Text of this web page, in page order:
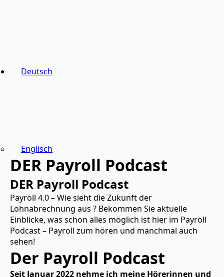
Deutsch
Englisch
DER Payroll Podcast
DER Payroll Podcast
Payroll 4.0 – Wie sieht die Zukunft der
Lohnabrechnung aus ? Bekommen Sie aktuelle
Einblicke, was schon alles möglich ist hier im Payroll
Podcast – Payroll zum hören und manchmal auch
sehen!
Der Payroll Podcast
Seit Januar 2022 nehme ich meine Hörerinnen und